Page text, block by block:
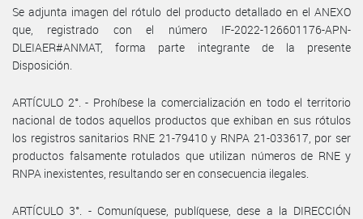
Se adjunta imagen del rótulo del producto detallado en el ANEXO
que, registrado con el número IF-2022-126601176-APN-
DLEIAER#ANMAT, forma parte integrante de la presente
Disposición.
ARTÍCULO 2°. - Prohíbese la comercialización en todo el territorio
nacional de todos aquellos productos que exhiban en sus rótulos
los registros sanitarios RNE 21-79410 y RNPA 21-033617, por ser
productos falsamente rotulados que utilizan números de RNE y
RNPA inexistentes, resultando ser en consecuencia ilegales.
ARTÍCULO 3°. - Comuníquese, publíquese, dese a la DIRECCIÓN